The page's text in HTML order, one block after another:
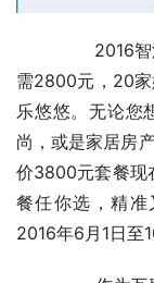
需2800元，20家
乐悠悠。无论您
尚，或是家居房
价3800元套餐现
餐任你选，精准
2016年6月1日至